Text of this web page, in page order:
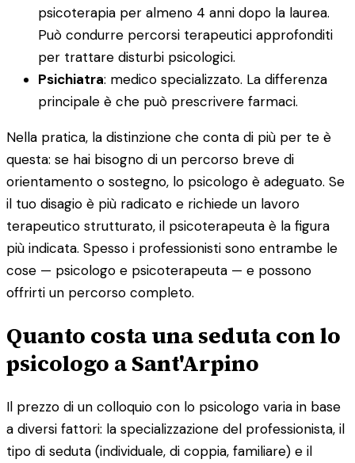
psicoterapia per almeno 4 anni dopo la laurea.
Può condurre percorsi terapeutici approfonditi
per trattare disturbi psicologici.
Psichiatra: medico specializzato. La differenza
principale è che può prescrivere farmaci.
Nella pratica, la distinzione che conta di più per te è
questa: se hai bisogno di un percorso breve di
orientamento o sostegno, lo psicologo è adeguato. Se
il tuo disagio è più radicato e richiede un lavoro
terapeutico strutturato, il psicoterapeuta è la figura
più indicata. Spesso i professionisti sono entrambe le
cose — psicologo e psicoterapeuta — e possono
offrirti un percorso completo.
Quanto costa una seduta con lo
psicologo a Sant'Arpino
Il prezzo di un colloquio con lo psicologo varia in base
a diversi fattori: la specializzazione del professionista, il
tipo di seduta (individuale, di coppia, familiare) e il